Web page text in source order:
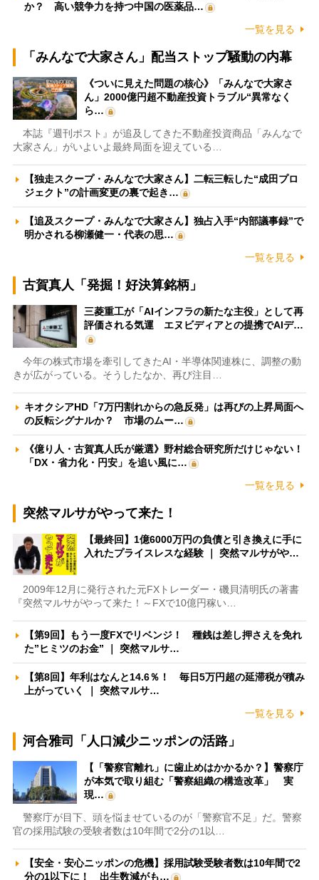
か？ 高い競争力を持つ中国の医薬品…
一覧を見る
「みんなで大家さん」配当ストップ騒動の内幕
《ついに見えた問題の核心》「みんなで大家さ
ん」2000億円超不動産投資トラブル“異常なく
ら…
本誌『週刊ポスト』が追及してきた不動産投資商品「みんなで
大家さん」がいよいよ最終局面を迎えている…
【独走スクープ・みんなで大家さん】二転三転した“成田プロ
ジェクト”の計画変更の裏で起き…
【追及スクープ・みんなで大家さん】独占入手“内部議事録”で
明かされる柳瀬健一・代表の思…
一覧を見る
古賀真人「発掘！好決算銘柄」
三菱重工が「AIインフラの新たな主役」として再
評価される気運 エヌビディアとの提携でAIデ…
今年の株式市場を牽引してきたAI・半導体関連株に、調整の動
きが広がっている。そうしたなか、再び注目…
キオクシアHD「7万円割れからの急反発」は再びの上昇局面へ
の反転シグナルか？ 市場のムー…
《億り人・古賀真人氏が厳選》野村総合研究所だけじゃない！
「DX・省力化・円安」を追い風に…
一覧を見る
突然マルサがやって来た！
【最終回】1億6000万円の負債と引き換えに手に
入れたプライスレスな経験 ｜ 突然マルサがや…
2009年12月に発行された元FXトレーダー・磯貝清明氏の著書
『突然マルサがやって来た！～FXで10億円稼い…
【第9回】もう一度FXでリベンジ！ 種銭は差し押さえを免れ
た”ヒミツのお金” ｜ 突然マルサ…
【第8回】年利はなんと14.6％！ 毎日5万円超の延滞税が積み
上がっていく ｜ 突然マルサ…
一覧を見る
河合雅司「人口減少ニッポンの活路」
【「警察官離れ」に歯止めはかかるか？】警察庁
が本気で取り組む「警察組織の構造改革」 実
現…
警察庁が目下、頭を悩ませているのが「警察官不足」だ。警察
官の採用試験の受験者数は10年間で2分の1以…
【安全・安心ニッポンの危機】採用試験受験者数は10年間で2
分の1以下に！ 出生数減がも…